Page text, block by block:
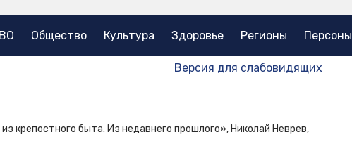
Общество Культура Здоровье Регионы Персоны
Версия для слабовидящих
крепостного быта. Из недавнего прошлого», Николай Неврев,